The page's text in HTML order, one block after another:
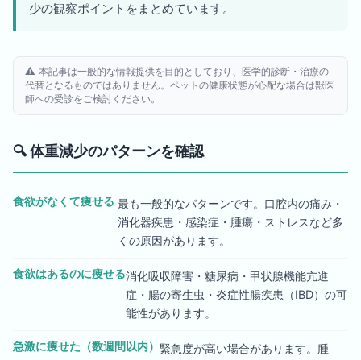
少の観察ポイントをまとめています。
⚠️ 本記事は一般的な情報提供を目的としており、医学的診断・治療の
代替となるものではありません。ペットの健康状態が心配な場合は獣医
師への受診をご検討ください。
🔍体重減少のパターンを確認
食欲がなくて痩せる 最も一般的なパターンです。口腔内の痛み・
消化器疾患・感染症・腫瘍・ストレスなど多
くの原因があります。
食欲はあるのに痩せる消化吸収障害・糖尿病・甲状腺機能亢進
症・腸の寄生虫・炎症性腸疾患（IBD）の可
能性があります。
急激に痩せた（数週間以内） 緊急度が高い場合があります。腫